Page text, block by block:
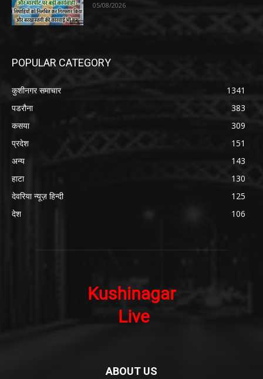
05/08/2026
POPULAR CATEGORY
कुशीनगर समाचार
1341
पडरौना
383
कसया
309
प्रदेश
151
अन्य
143
हाटा
130
देवरिया न्यूज़ हिन्दी
125
देश
106
ABOUT US